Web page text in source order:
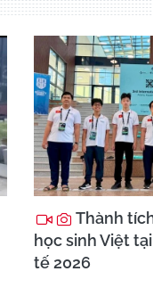
Thành
học sinh Việt
tế 2026